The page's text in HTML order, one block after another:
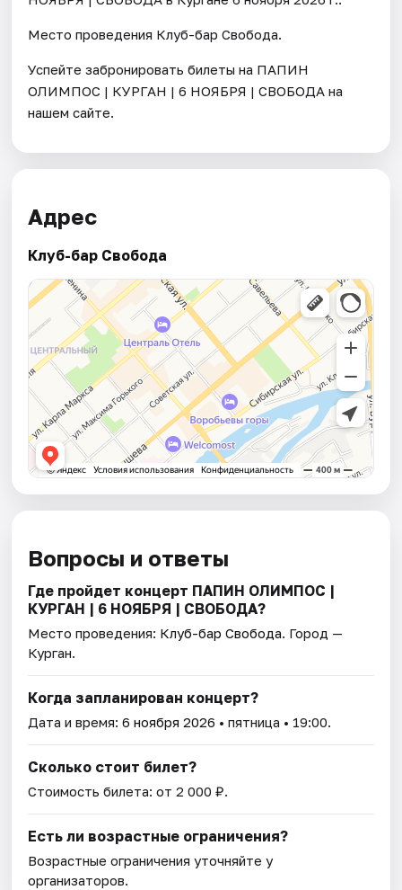
Место проведения Клуб-бар Свобода.
Успейте забронировать билеты на ПАПИН
ОЛИМПОС | КУРГАН | 6 НОЯБРЯ | СВОБОДА на
нашем сайте.
Адрес
Клуб-бар Свобода
Вопросы и ответы
Где пройдет концерт ПАПИН ОЛИМПОС |
КУРГАН | 6 НОЯБРЯ | СВОБОДА?
Место проведения: Клуб-бар Свобода. Город —
Курган.
Когда запланирован концерт?
Дата и время:6 ноября 2026 • пятница • 19:00.
Сколько стоит билет?
Стоимость билета: от 2 000 ₽.
Есть ли возрастные ограничения?
Возрастные ограничения уточняйте у
организаторов.